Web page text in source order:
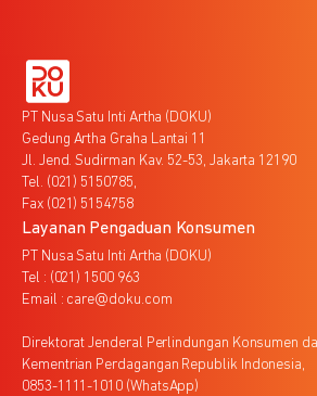
PT Nusa Satu Inti Artha (DOKU)
Gedung Artha Graha Lantai 11
Jl. Jend. Sudirman Kav. 52-53, Jakarta 12190
Tel. (021) 5150785,
Fax (021) 5154758
Layanan Pengaduan Konsumen
PT Nusa Satu Inti Artha (DOKU)
Tel : (021) 1500 963
Email : care@doku.com
Direktorat Jenderal Perlindungan Konsumen
Kementrian Perdagangan Republik Indonesia,
0853-1111-1010 (WhatsApp)